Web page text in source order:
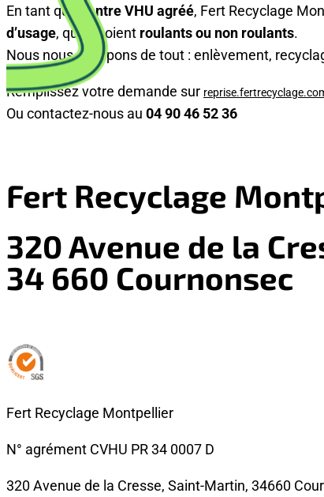
En tant que
centre VHU agréé, Fert Recyclage
d’usage, qu’ils soient roulants ou non roulants.
Nous nous occupons de tout : enlèvement,
Remplissez votre demande sur
Ou contactez-nous au 04 90 46 52 36
Fert Recyclage
320 Avenue de la
34 660 Cournonsec
Fert Recyclage Montpellier
N° agrément CVHU PR 34 0007 D
320 Avenue de la Cresse, Saint-Martin, 34660